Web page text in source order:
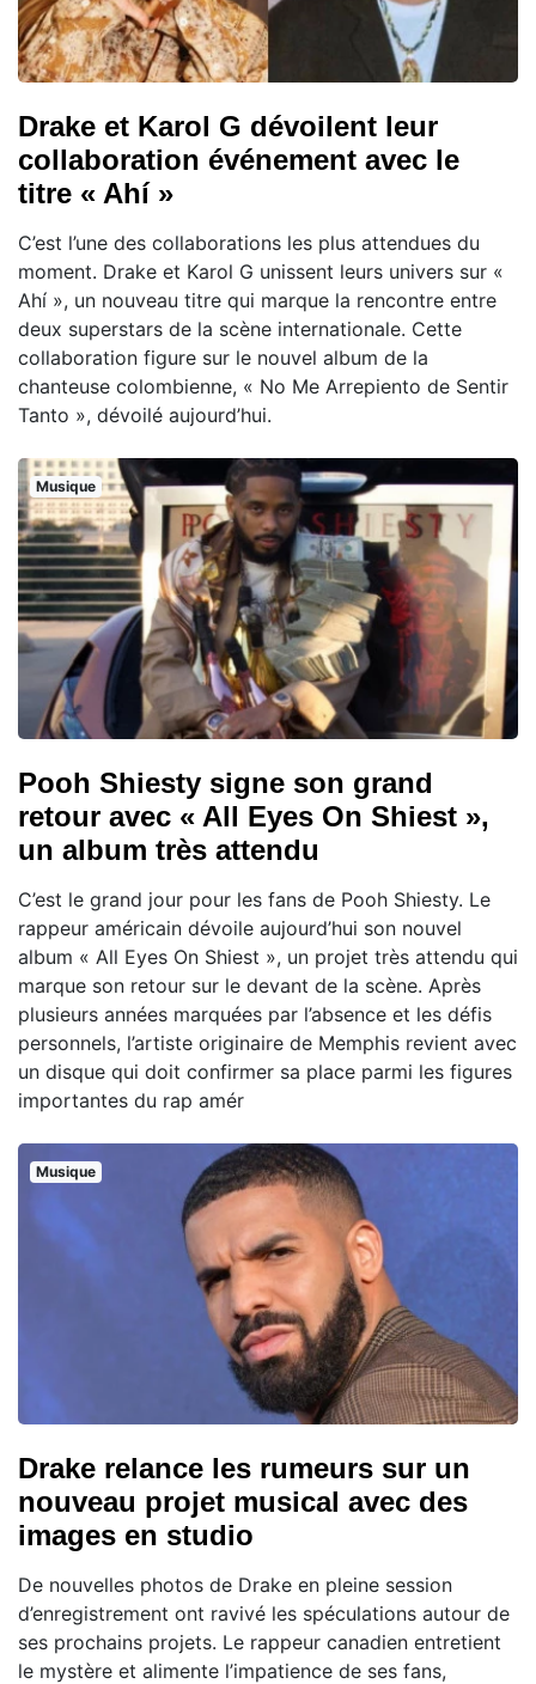
Drake et Karol G dévoilent leur
collaboration événement avec le
titre « Ahí »
C’est l’une des collaborations les plus attendues du
moment. Drake et Karol G unissent leurs univers sur «
Ahí », un nouveau titre qui marque la rencontre entre
deux superstars de la scène internationale. Cette
collaboration figure sur le nouvel album de la
chanteuse colombienne, « No Me Arrepiento de Sentir
Tanto », dévoilé aujourd’hui.
Musique
Pooh Shiesty signe son grand
retour avec « All Eyes On Shiest »,
un album très attendu
C’est le grand jour pour les fans de Pooh Shiesty. Le
rappeur américain dévoile aujourd’hui son nouvel
album « All Eyes On Shiest », un projet très attendu qui
marque son retour sur le devant de la scène. Après
plusieurs années marquées par l’absence et les défis
personnels, l’artiste originaire de Memphis revient avec
un disque qui doit confirmer sa place parmi les figures
importantes du rap amér
Musique
Drake relance les rumeurs sur un
nouveau projet musical avec des
images en studio
De nouvelles photos de Drake en pleine session
d’enregistrement ont ravivé les spéculations autour de
ses prochains projets. Le rappeur canadien entretient
le mystère et alimente l’impatience de ses fans,